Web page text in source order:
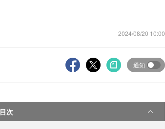
2024/08/20 10:00
通知
目次